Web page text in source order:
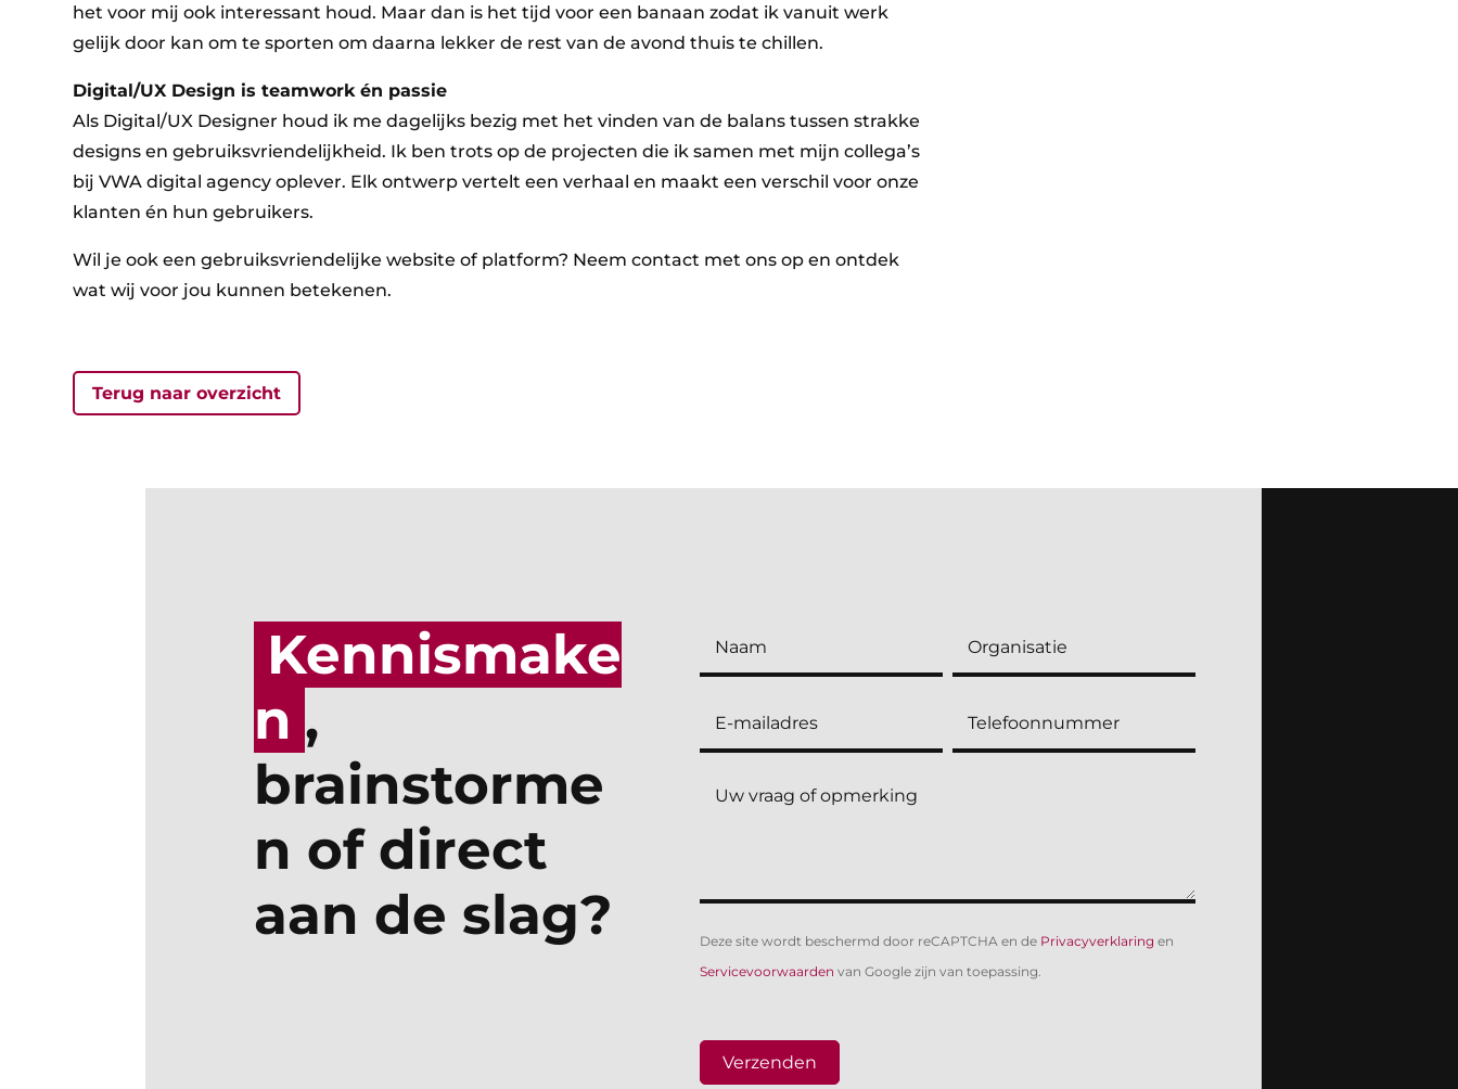
het voor mij ook interessant houd. Maar dan is het tijd voor een banaan zodat ik vanuit werk
gelijk door kan om te sporten om daarna lekker de rest van de avond thuis te chillen.
Digital/UX Design is teamwork én passie
Als Digital/UX Designer houd ik me dagelijks bezig met het vinden van de balans tussen strakke
designs en gebruiksvriendelijkheid. Ik ben trots op de projecten die ik samen met mijn collega’s
bij VWA digital agency oplever. Elk ontwerp vertelt een verhaal en maakt een verschil voor onze
klanten én hun gebruikers.
Wil je ook een gebruiksvriendelijke website of platform? Neem contact met ons op en ontdek
wat wij voor jou kunnen betekenen.
Terug naar overzicht
Kennismake
n ,
brainstorme
n of direct
aan de slag?
Contactformulier
Deze site wordt beschermd door reCAPTCHA en de Privacyverklaring en
Servicevoorwaarden van Google zijn van toepassing.
Verzenden